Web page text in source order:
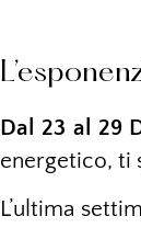
Dal 23 al 29
energetico, ti
L’ultima